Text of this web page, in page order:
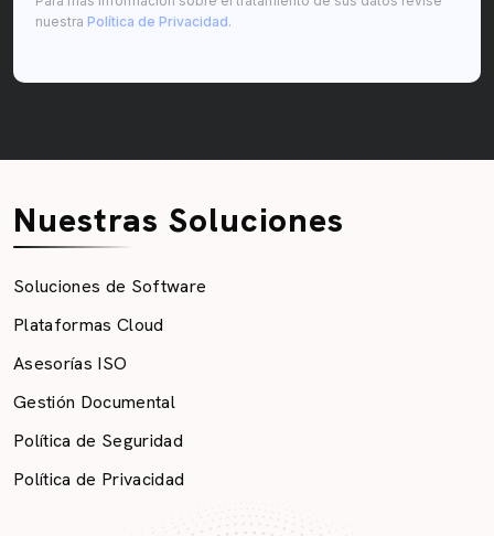
nuestra Política de Privacidad.
Nuestras Soluciones
Soluciones de Software
Plataformas Cloud
Asesorías ISO
Gestión Documental
Política de Seguridad
Política de Privacidad